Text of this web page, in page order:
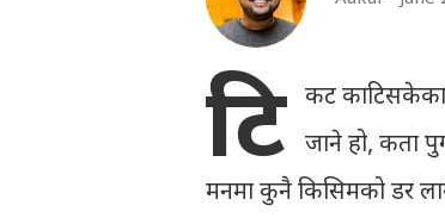
टि कट काटिसकेका
जाने हो, कता
मनमा कुनै किसिमको डर